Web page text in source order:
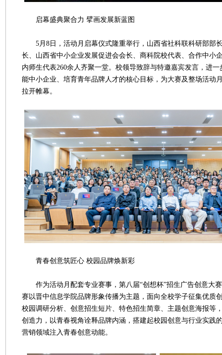
启幕盛典聚合力 擘画发展新蓝图
5月8日，活动月启幕仪式隆重举行，山西省社科联科研部部
长、山西省中小企业发展促进会会长、商科院校代表、合作中小
内师生代表260余人齐聚一堂。校领导致辞与特邀嘉宾发言，进
能中小企业、培育青年品牌人才的核心目标，为大赛及整场活动
拉开帷幕。
青春创意筑匠心 校园品牌焕新彩
作为活动月配套专业赛事，第八届“创想杯”招生广告创意大
赛以晋中信息学院品牌形象传播为主题，面向全校学子征集优质
校园调研分析、创意招生短片、特色招生简章、主题创意海报等
创造力，以青春视角诠释品牌内涵，搭建起校园创意与行业实践
营销领域注入青春创意动能。